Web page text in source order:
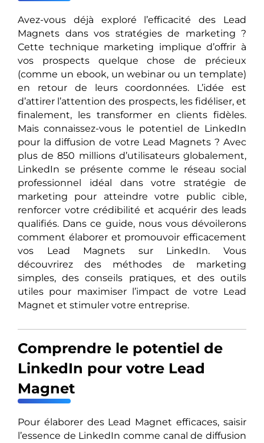
Avez-vous déjà exploré l’efficacité des Lead
Magnets dans vos stratégies de marketing ?
Cette technique marketing implique d’offrir à
vos prospects quelque chose de précieux
(comme un ebook, un webinar ou un template)
en retour de leurs coordonnées. L’idée est
d’attirer l’attention des prospects, les fidéliser, et
finalement, les transformer en clients fidèles.
Mais connaissez-vous le potentiel de LinkedIn
pour la diffusion de votre Lead Magnets ? Avec
plus de 850 millions d’utilisateurs globalement,
LinkedIn se présente comme le réseau social
professionnel idéal dans votre stratégie de
marketing pour atteindre votre public cible,
renforcer votre crédibilité et acquérir des leads
qualifiés. Dans ce guide, nous vous dévoilerons
comment élaborer et promouvoir efficacement
vos Lead Magnets sur LinkedIn. Vous
découvrirez des méthodes de marketing
simples, des conseils pratiques, et des outils
utiles pour maximiser l’impact de votre Lead
Magnet et stimuler votre entreprise.
Comprendre le potentiel de
LinkedIn pour votre Lead
Magnet
Pour élaborer des Lead Magnet efficaces, saisir
l’essence de LinkedIn comme canal de diffusion